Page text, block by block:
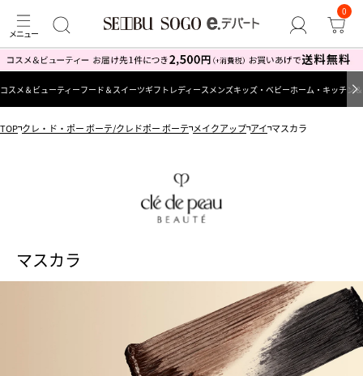
0
コスメ＆ビューティーフード＆スイーツギフト レディース メンズキッズ・ベビーホーム・キッチン
TOP クレ・ド・ポー ボーテ/クレドポー ボーテ メイクアップ アイ マスカラ
マスカラ